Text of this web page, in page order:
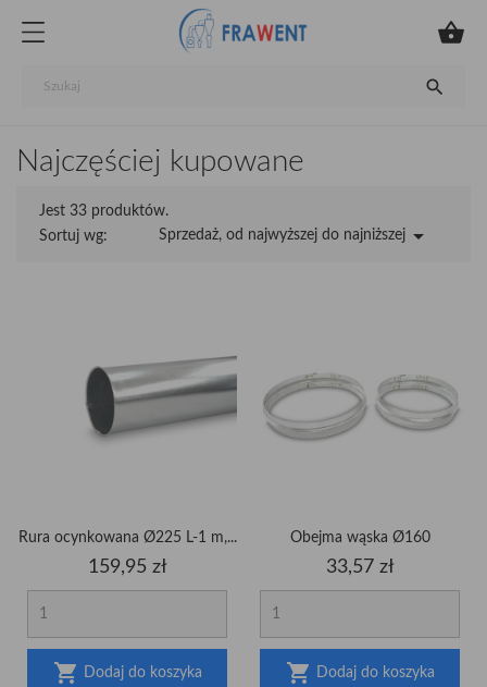


Najczęściej kupowane
Jest 33 produktów.
Sortuj wg:
Sprzedaż, od najwyższej do najniższej 
Rura ocynkowana Ø225 L-1 m,...
Cena
159,95 zł
 Dodaj do koszyka
Obejma wąska Ø160
Cena
33,57 zł
 Dodaj do koszyka